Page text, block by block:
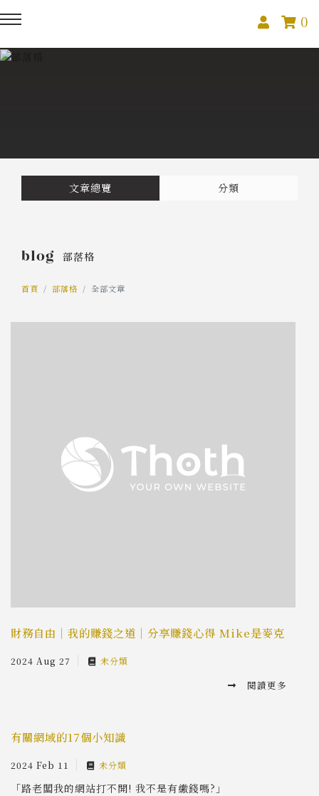
0
預約服務
影像紀錄
我的作品
文章總覽 分類
blog 部落格
首頁 部落格 全部文章
財務自由｜我的賺錢之道｜分享賺錢心得 Mike是麥克
2024 Aug 27 未分類
閱讀更多
有關網域的17個小知識
2024 Feb 11 未分類
「路老闆我的網站打不開! 我不是有繳錢嗎?」